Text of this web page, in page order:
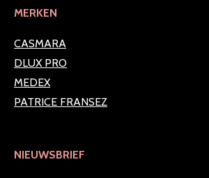
MERKEN
CASMARA
DLUX PRO
MEDEX
PATRICE FRANSEZ
NIEUWSBRIEF